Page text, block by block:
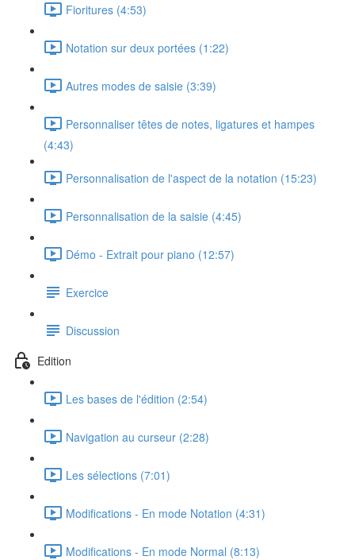
Fioritures (4:53)
Notation sur deux portées (1:22)
Autres modes de saisie (3:39)
Personnaliser têtes de notes, ligatures et hampes
(4:43)
Personnalisation de l'aspect de la notation (15:23)
Personnalisation de la saisie (4:45)
Démo - Extrait pour piano (12:57)
Exercice
Discussion
Edition
Les bases de l'édition (2:54)
Navigation au curseur (2:28)
Les sélections (7:01)
Modifications - En mode Notation (4:31)
Modifications - En mode Normal (8:13)